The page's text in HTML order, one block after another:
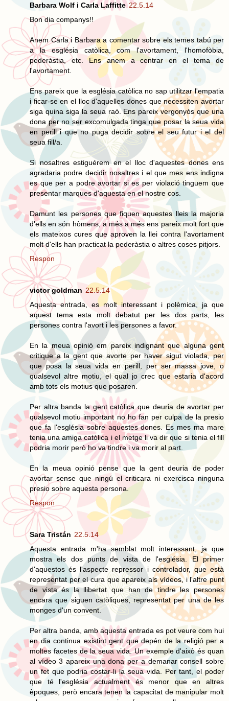
Barbara Wolf i Carla Laffitte 22.5.14
Bon dia companys!!
Anem Carla i Barbara a comentar sobre els temes tabú per
a la església catòlica, com l'avortament, l'homofòbia,
pederàstia, etc. Ens anem a centrar en el tema de
l'avortament.
Ens pareix que la església catòlica no sap utilitzar l'empatia
i ficar-se en el lloc d'aquelles dones que necessiten avortar
siga quina siga la seua raó. Ens pareix vergonyós que una
dona per no ser excomulgada tinga que posar la seua vida
en perill i que no puga decidir sobre el seu futur i el del
seua fill/a.
Si nosaltres estiguérem en el lloc d'aquestes dones ens
agradaria podre decidir nosaltres i el que mes ens indigna
es que per a podre avortar si es per violació tinguem que
presentar marques d'aquesta en el nostre cos.
Damunt les persones que fiquen aquestes lleis la majoria
d'ells en són hòmens, a més a més ens pareix molt fort que
els mateixos cures que aproven la llei contra l'avortament
molt d'ells han practicat la pederàstia o altres coses pitjors.
Respon
victor goldman 22.5.14
Aquesta entrada, es molt interessant i polèmica, ja que
aquest tema esta molt debatut per les dos parts, les
persones contra l'avort i les persones a favor.
En la meua opinió em pareix indignant que alguna gent
critique a la gent que avorte per haver sigut violada, per
que posa la seua vida en perill, per ser massa jove, o
qualsevol altre motiu, el qual jo crec que estaria d'acord
amb tots els motius que posaren.
Per altra banda la gent catòlica que deuria de avortar per
qualsevol motiu important no ho fan per culpa de la presio
que fa l'església sobre aquestes dones. Es mes ma mare
tenia una amiga catòlica i el metge li va dir que si tenia el fill
podria morir però ho va tindre i va morir al part.
En la meua opinió pense que la gent deuria de poder
avortar sense que ningú el criticara ni exercisca ninguna
presio sobre aquesta persona.
Respon
Sara Tristán 22.5.14
Aquesta entrada m'ha semblat molt interessant, ja que
mostra els dos punts de vista de l'església. El primer
d'aquestos és l'aspecte repressor i controlador, que està
representat per el cura que apareix als vídeos, i l'altre punt
de vista és la llibertat que han de tindre les persones
encara que siguen catòliques, representat per una de les
monges d'un convent.
Per altra banda, amb aquesta entrada es pot veure com hui
en dia continua existint gent que depén de la religió per a
moltes facetes de la seua vida. Un exemple d'això és quan
al vídeo 3 apareix una dona per a demanar consell sobre
un fet que podria costar-li la seua vida. Per tant, el poder
que té l'església actualment és menor que en altres
èpoques, però encara tenen la capacitat de manipular molt